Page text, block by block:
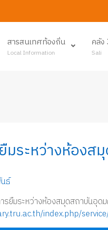
สารสนเทศท้องถิ่น
Local Information
คลัง
Sali
มระหว่างห้อง
ธ์
รยืมระหว่างห้องสมุดสถาบันอุด
index.php/